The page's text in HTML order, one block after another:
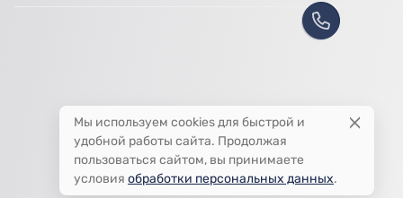
Мы используем cookies для быстрой и
удобной работы сайта. Продолжая
пользоваться сайтом, вы принимаете
условия обработки персональных данных.